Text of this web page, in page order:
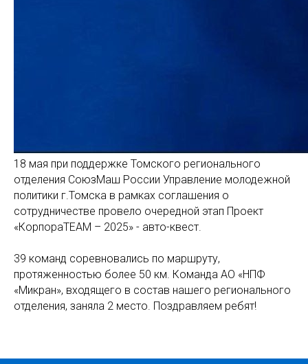
18 мая при поддержке Томского регионального
отделения СоюзМаш России Управление молодежной
политики г.Томска в рамках соглашения о
сотрудничестве провело очередной этап Проект
«КорпораТЕАМ – 2025» - авто-квест.
39 команд соревновались по маршруту,
протяженностью более 50 км. Команда АО «НПФ
«Микран», входящего в состав нашего регионального
отделения, заняла 2 место. Поздравляем ребят!